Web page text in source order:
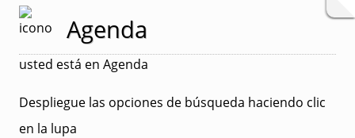
Agenda
usted está en Agenda
Despliegue las opciones de búsqueda haciendo clic
en la lupa